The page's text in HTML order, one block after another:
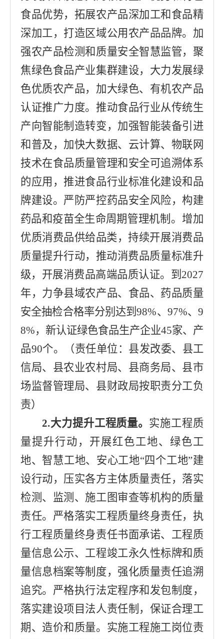
食品优势，拓展农产品深加工和食品精
深加工， 打造区域公用农产品品牌。 加
强农产品检测和质量安全智慧监管，聚
焦绿色食品产业集群建设，大力发展绿
色优质农产品，加大绿色、有机农产品
认证推广力度。 推动食品行业从传统生
产向智能制造转变，加强智能装备引进
和普及，加快大数据、云计算、物联网
技术在食品质量管理和安全可追溯体系
的应用，推进食品行业标准化建设和品
牌建设。 严防严控药品安全风险，构建
药品和疫苗全生命周期管理机制 。 增加
优质消费品供给品类，持续开展消费品
质量提升行动，推动消费品质量标准升
级，开展消费品高端品质认证。 到 2027
年，力争县域农产品、食品、药品质量
安全抽检合格率分别达到98%、 97%、9
8%，新认证绿色食品生产企业45家、产
品90个。（责任单位： 县发改委、 县工
信局、 县农业农村局、 县商务局、 县市
场监督管理局、 县财政局按职责分工负
责）
2.大力提升工程质量。 实施工程质
量提升行动，开展红色工地、绿色工
地、智慧工地、安心工地“四个工地”建
设行动，压实各方主体质量责任，落实
检测、监测、施工图审查等机构的质量
责任。严格落实工程质量终身责任，执
行工程质量终身责任书面承诺、工程质
量信息公示、工程竣工永久性标牌和质
量信息档案等制度，强化质量责任追溯
追究。严格执行法定程序和发包制度，
落实建设项目法人责任制，保证合理工
期、造价和质量。实施工程施工岗位责